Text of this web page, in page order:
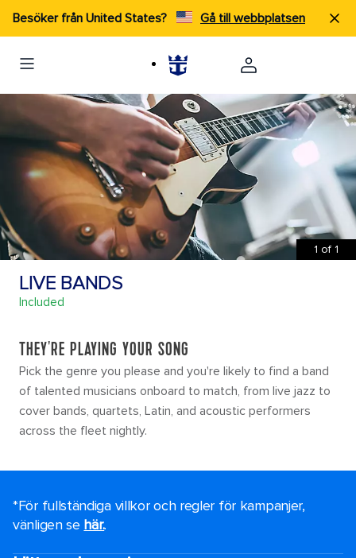
Besöker från United States? Gå till webbplatsen
1 of 1
LIVE BANDS
Included
THEY'RE PLAYING YOUR SONG
Pick the genre you please and you're likely to find a band
of talented musicians onboard to match, from live jazz to
cover bands, quartets, Latin, and acoustic performers
across the fleet nightly.
*För fullständiga villkor och regler för kampanjer,
vänligen se här..